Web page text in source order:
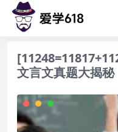
文言文真题大揭秘